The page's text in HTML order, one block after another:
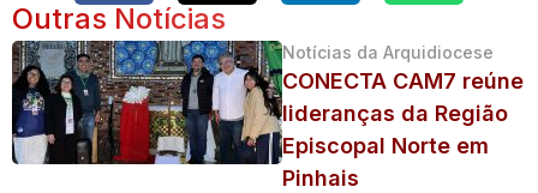
Outras Notícias
Notícias da Arquidiocese
CONECTA CAM7 reúne
lideranças da Região
Episcopal Norte em
Pinhais